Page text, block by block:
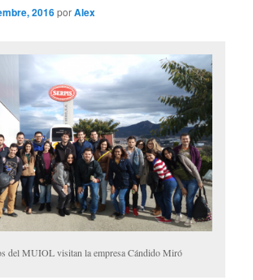
2016porAlex
del MUIOL visitan la empresa Cándido Miró